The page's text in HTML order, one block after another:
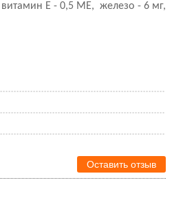
E - 0,5 МЕ, железо - 6 мг,
Оставить отзыв